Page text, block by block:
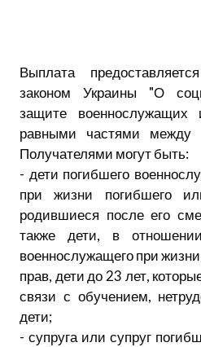
Выплата
законом Украины "О
защите
равными частями между
Получателями могут быть:
- дети погибшего
при жизни погибшего
родившиеся после его
также дети, в
военнослужащего при
прав, дети до 23 лет,
связи с обучением,
дети;
- супруга или супруг